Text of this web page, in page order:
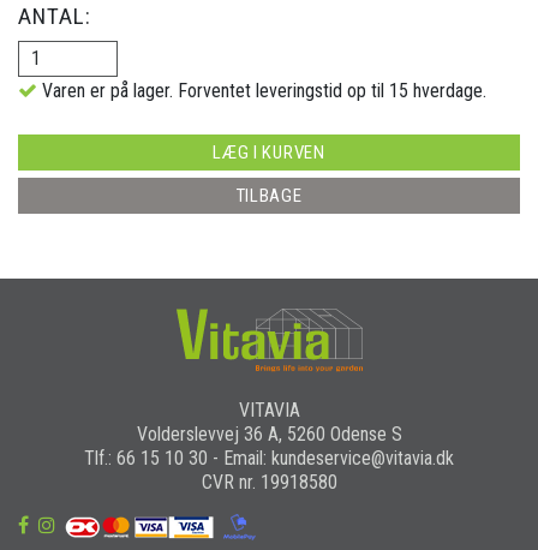
ANTAL:
Varen er på lager. Forventet leveringstid op til 15 hverdage.
LÆG I KURVEN
TILBAGE
VITAVIA
Volderslevvej 36 A, 5260 Odense S
Tlf.: 66 15 10 30 - Email: kundeservice@vitavia.dk
CVR nr. 19918580